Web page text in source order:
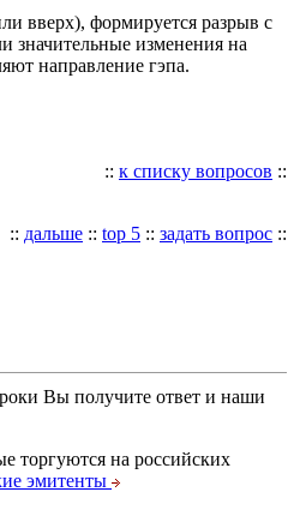
вверх), формируется разрыв с
значительные изменения на
направление гэпа.
:: к списку вопросов ::
:: дальше :: top 5 :: задать вопрос ::
Вы получите ответ и наши
торгуются на российских
эмитенты